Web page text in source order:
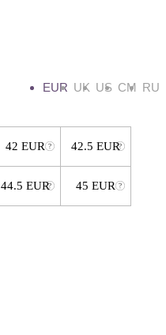
EUR UK US CM RU
42 EUR 42.5 EUR
44.5 EUR 45 EUR